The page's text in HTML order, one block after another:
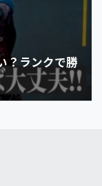
？ランクで勝